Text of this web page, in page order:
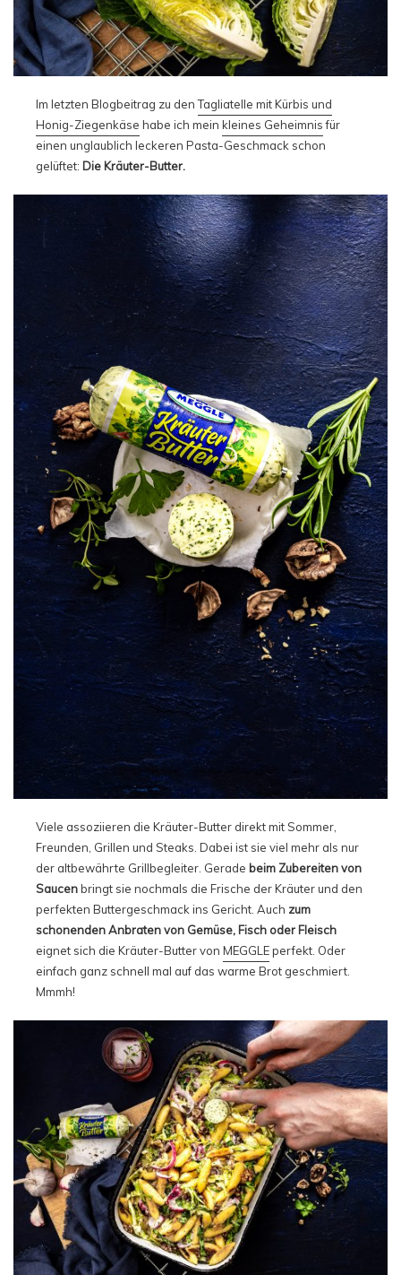
Im letzten Blogbeitrag zu denTagliatelle mit Kürbis und
Honig-Ziegenkäse habe ich mein kleines Geheimnisfür
einen unglaublich leckeren Pasta-Geschmack schon
gelüftet: Die Kräuter-Butter.
Viele assoziieren die Kräuter-Butter direkt mit Sommer,
Freunden, Grillen und Steaks. Dabei ist sie viel mehr als nur
der altbewährte Grillbegleiter. Gerade beim Zubereiten von
Saucenbringt sie nochmals die Frische der Kräuter und den
perfekten Buttergeschmack ins Gericht. Auch zum
schonenden Anbraten von Gemüse, Fisch oder Fleisch
eignet sich die Kräuter-Butter von MEGGLEperfekt. Oder
einfach ganz schnell mal auf das warme Brot geschmiert.
Mmmh!